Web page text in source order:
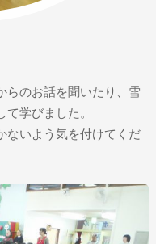
らのお話を聞いたり、雪
学びました。
ないよう気を付けてくだ